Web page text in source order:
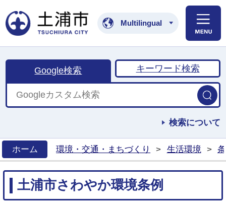
土浦市公式ホームペ
Multilingual
Google検索 キーワード検索
検索について
ホーム
環境・交通・まちづくり > 生活環境 >
土浦市さわやか環境条例